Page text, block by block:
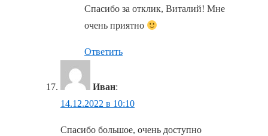
Спасибо за отклик, Виталий! Мне
очень приятно
Ответить
Иван:
14.12.2022 в 10:10
Спасибо большое, очень доступно